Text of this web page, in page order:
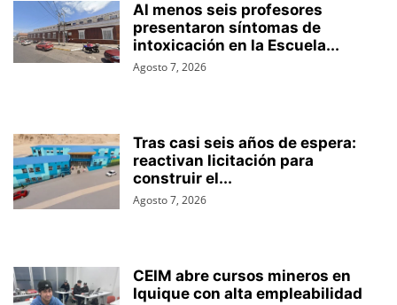
Al menos seis profesores
presentaron síntomas de
intoxicación en la Escuela...
Agosto 7, 2026
Tras casi seis años de espera:
reactivan licitación para
construir el...
Agosto 7, 2026
CEIM abre cursos mineros en
Iquique con alta empleabilidad